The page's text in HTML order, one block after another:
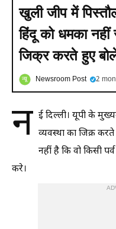
खुली जीप में
हिंदू को धमका
जिक्र करते हुए
Newsroom Post 2
न ई दिल्ली। यूपी के
व्यवस्था का जिक्र
नहीं है कि वो किसी
करे।